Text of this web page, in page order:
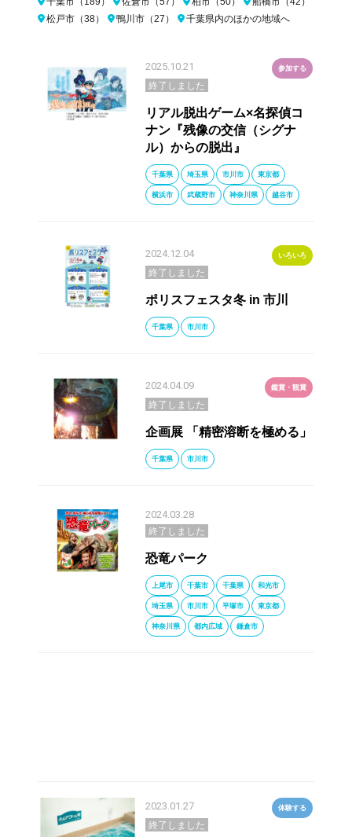
松戸市（38）
鴨川市（27） 千葉県内のほかの地域へ
2025.10.21 参加する
終了しました
リアル脱出ゲーム×名探偵コ
ナン『残像の交信（シグナ
ル）からの脱出』
千葉県 埼玉県 市川市 東京都
横浜市 武蔵野市 神奈川県 越谷市
2024.12.04 いろいろ
終了しました
ポリスフェスタ冬 in 市川
千葉県 市川市
2024.04.09 鑑賞・観賞
終了しました
企画展 「精密溶断を極める」
千葉県 市川市
2024.03.28
終了しました
恐竜パーク
上尾市 千葉市 千葉県 和光市
埼玉県 市川市 平塚市 東京都
神奈川県 都内広域 鎌倉市
2023.01.27 体験する
終了しました